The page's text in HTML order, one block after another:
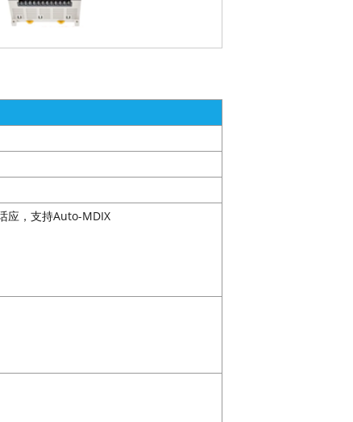
应，支持Auto-MDIX